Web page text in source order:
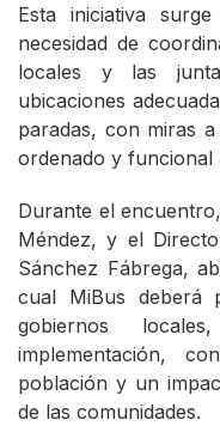
Esta iniciativa
necesidad de
locales y las
ubicaciones
paradas, con miras
ordenado y funcional
Durante el
Méndez, y el
Sánchez Fábrega,
cual MiBus deberá
gobiernos
implementación,
población y un
de las comunidades.